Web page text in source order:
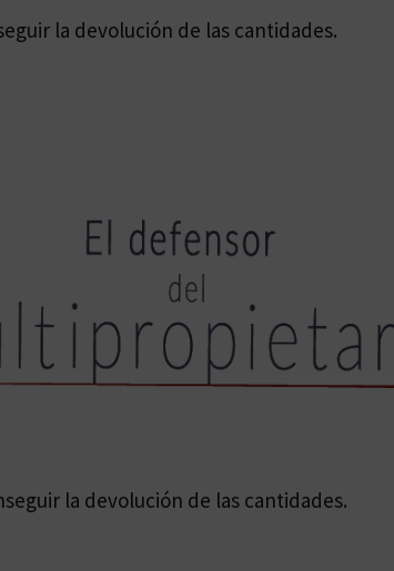
la devolución de las cantidades.
la devolución de las cantidades.